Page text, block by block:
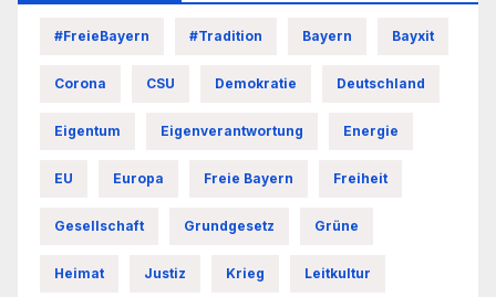
#FreieBayern #Tradition Bayern Bayxit
Corona CSU Demokratie Deutschland
Eigentum Eigenverantwortung Energie
EU Europa Freie Bayern Freiheit
Gesellschaft Grundgesetz Grüne
Heimat Justiz Krieg Leitkultur